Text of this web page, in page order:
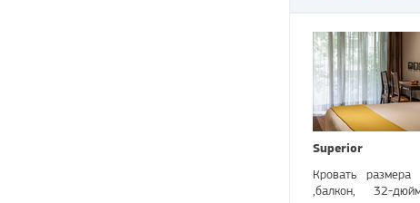
Superior
Кровать
,балкон, 32-